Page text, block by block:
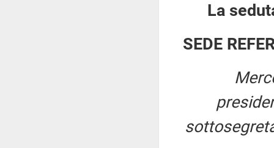
La
SEDE